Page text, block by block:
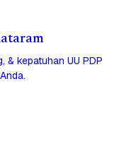
& kepatuhan UU PDP